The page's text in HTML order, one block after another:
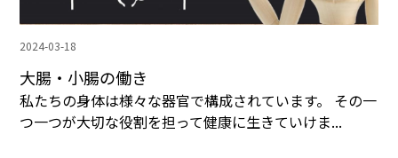
2024-03-18
大腸・小腸の働き
私たちの身体は様々な器官で構成されています。 その一
つ一つが大切な役割を担って健康に生きていけま...